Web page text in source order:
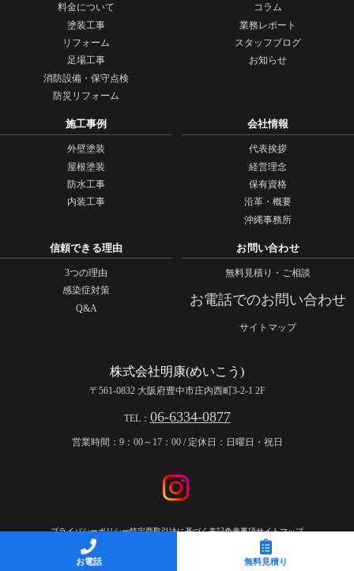
料金について
塗装工事
リフォーム
足場工事
消防設備・保守点検
防災リフォーム
コラム
業務レポート
スタッフブログ
お知らせ
施工事例
外壁塗装
屋根塗装
防水工事
内装工事
会社情報
代表挨拶
経営理念
保有資格
沿革・概要
沖縄事務所
信頼できる理由
3つの理由
感染症対策
Q&A
お問い合わせ
無料見積り・ご相談
お電話でのお問い合わせ
サイトマップ
株式会社明康(めいこう)
〒561-0832 大阪府豊中市庄内西町3-2-1 2F
TEL： 06-6334-0877
営業時間：9：00～17：00 / 定休日：日曜日・祝日
プライバシーポリシー特定商取引法に基づく表記免責事項サイトマップ
COPYRIGHT © 株式会社明康(めいこう) All rights reserved.
お電話 無料見積り